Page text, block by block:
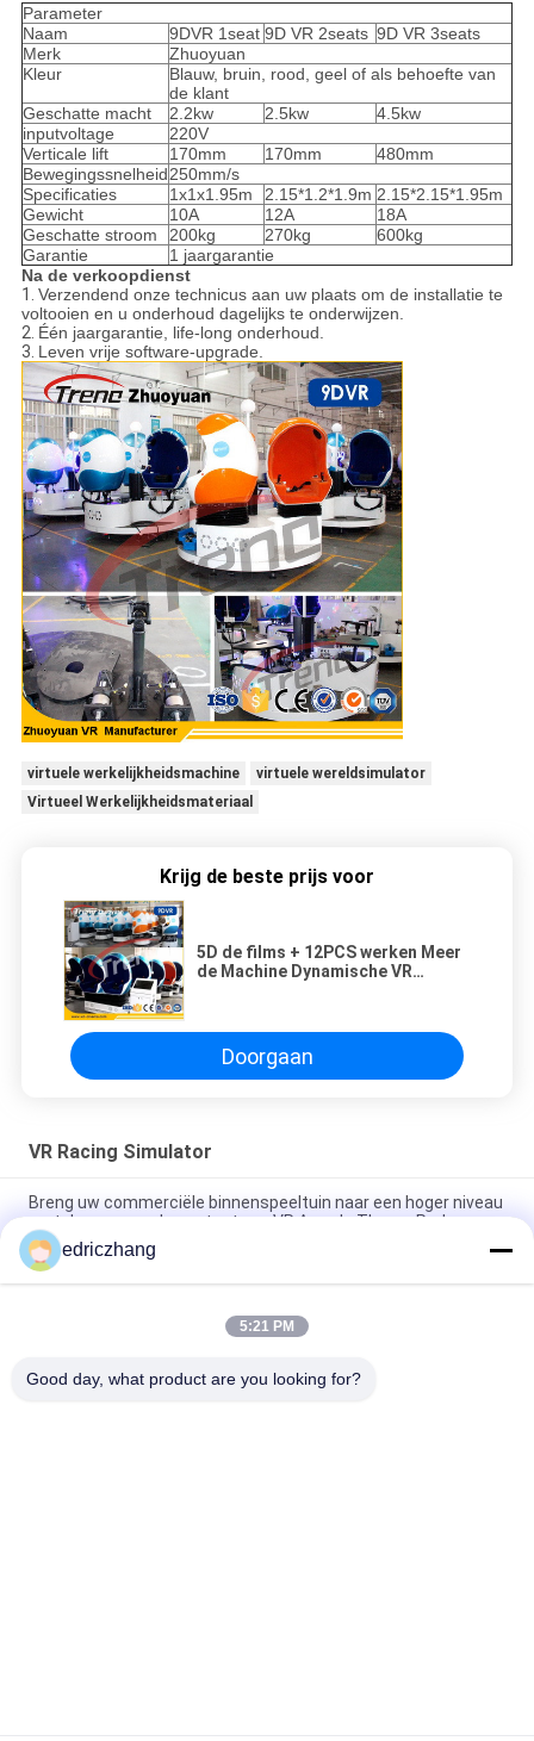
Parameter
Naam
9DVR 1seat 9D VR 2seats 9D VR 3seats
Merk
Zhuoyuan
Kleur
Blauw, bruin, rood, geel of als behoefte van
de klant
Geschatte macht
2.2kw 2.5kw
4.5kw
inputvoltage
220V
Verticale lift
170mm 170mm
480mm
Bewegingssnelheid250mm/s
Specificaties
1x1x1.95m 2.15*1.2*1.9m 2.15*2.15*1.95m
Gewicht
10A 12A
18A
Geschatte stroom
200kg 270kg
600kg
Garantie
1 jaargarantie
Na de verkoopdienst
1. Verzendend onze technicus aan uw plaats om de installatie te
voltooien en u onderhoud dagelijks te onderwijzen.
2. Één jaargarantie, life-long onderhoud.
3. Leven vrije software-upgrade.
virtuele werkelijkheidsmachine
virtuele wereldsimulator
Virtueel Werkelijkheidsmateriaal
Krijg de beste prijs voor
5D de films + 12PCS werken Meer
de Machine Dynamische VR
Doorgaan
VR Racing Simulator
Breng uw commerciële binnenspeeltuin naar een hoger niveau
met de spannende content van VR Arcade Theme Park
Immersive 6 zitplaatsen 9D VR VR Cinema Max Capaciteit van
200kg voor een onvergetelijke ervaring
Ontketen de Kracht van 9D Virtual Reality Simulator 10 Film
edriczhang
5:21 PM
Good day, what product are you looking for?